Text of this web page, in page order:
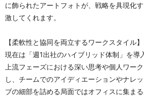
に飾られたアートフォトが、戦略を具現化
激してくれます。
【柔軟性と協同を両立するワークスタイル】
現在は「週1出社のハイブリッド体制」を導
上流フェーズにおける深い思考や個人ワー
し、チームでのアイディエーションやナレ
ブの細部を詰める局面ではオフィスに集ま